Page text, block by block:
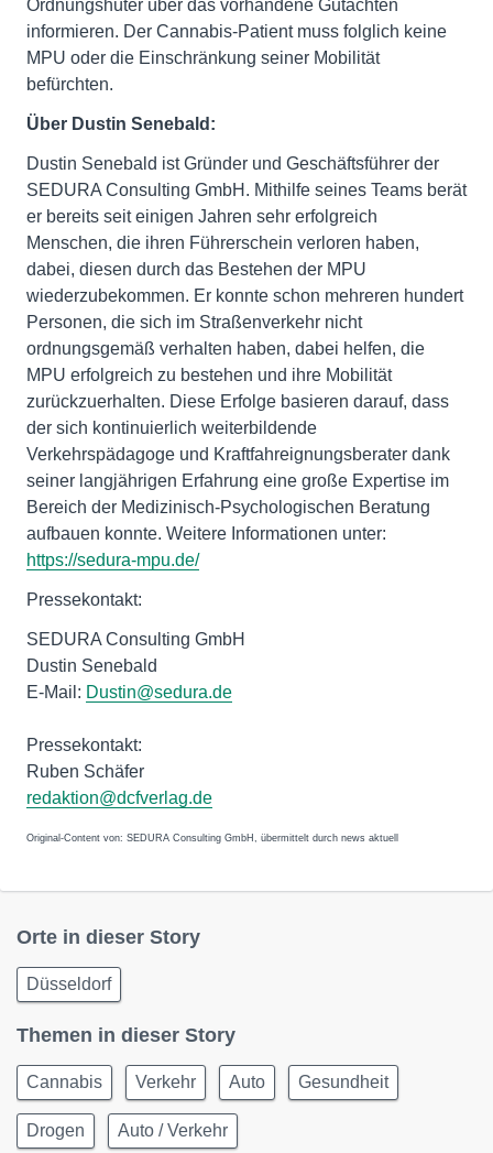
Ordnungshüter über das vorhandene Gutachten
informieren. Der Cannabis-Patient muss folglich keine
MPU oder die Einschränkung seiner Mobilität
befürchten.
Über Dustin Senebald:
Dustin Senebald ist Gründer und Geschäftsführer der
SEDURA Consulting GmbH. Mithilfe seines Teams berät
er bereits seit einigen Jahren sehr erfolgreich
Menschen, die ihren Führerschein verloren haben,
dabei, diesen durch das Bestehen der MPU
wiederzubekommen. Er konnte schon mehreren hundert
Personen, die sich im Straßenverkehr nicht
ordnungsgemäß verhalten haben, dabei helfen, die
MPU erfolgreich zu bestehen und ihre Mobilität
zurückzuerhalten. Diese Erfolge basieren darauf, dass
der sich kontinuierlich weiterbildende
Verkehrspädagoge und Kraftfahreignungsberater dank
seiner langjährigen Erfahrung eine große Expertise im
Bereich der Medizinisch-Psychologischen Beratung
aufbauen konnte. Weitere Informationen unter:
https://sedura-mpu.de/
Pressekontakt:
SEDURA Consulting GmbH
Dustin Senebald
E-Mail: Dustin@sedura.de
Pressekontakt:
Ruben Schäfer
redaktion@dcfverlag.de
Original-Content von: SEDURA Consulting GmbH, übermittelt durch news aktuell
Orte in dieser Story
Düsseldorf
Themen in dieser Story
Cannabis Verkehr Auto Gesundheit
Drogen Auto / Verkehr